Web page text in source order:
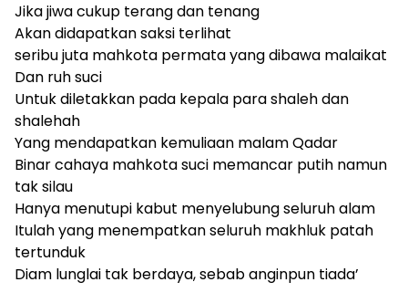
Jika jiwa cukup terang dan tenang
Akan didapatkan saksi terlihat
seribu juta mahkota permata yang dibawa malaikat
Dan ruh suci
Untuk diletakkan pada kepala para shaleh dan
shalehah
Yang mendapatkan kemuliaan malam Qadar
Binar cahaya mahkota suci memancar putih namun
tak silau
Hanya menutupi kabut menyelubung seluruh alam
Itulah yang menempatkan seluruh makhluk patah
tertunduk
Diam lunglai tak berdaya, sebab anginpun tiada’